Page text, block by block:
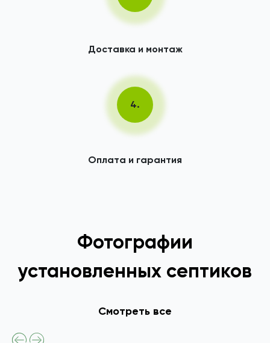
Доставка и монтаж
4.
Оплата и гарантия
Фотографии
установленных септиков
Смотреть все